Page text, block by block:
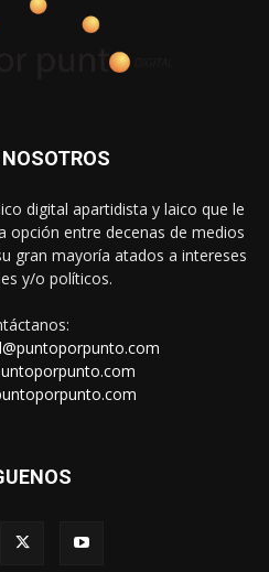
digital apartidista y laico que le
opción entre decenas de medios
gran mayoría atados a intereses
y/o políticos.